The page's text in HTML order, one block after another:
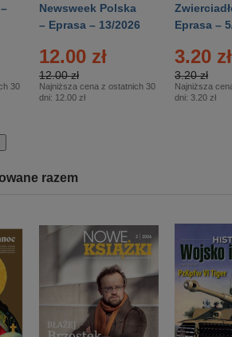
30
Newsweek Polska
– Eprasa – 13/2026
12.00 zł
12.00 zł
Najniższa cena z ostatnich 30
dni: 12.00 zł
Eprasa –
3.20 zł
3.20 zł
Najniższa
dni: 3.20 zł
razem